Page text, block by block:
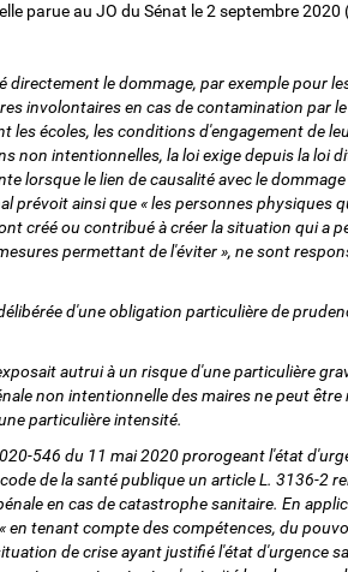
parue au JO du Sénat le 2 septembre
directement le dommage, par exemple pour
involontaires en cas de contamination par
les écoles, les conditions d'engagement de
non intentionnelles, la loi exige depuis la loi
lorsque le lien de causalité avec le
prévoit ainsi que « les personnes physiques
créé ou contribué à créer la situation qui a
permettant de l'éviter », ne sont
d'une obligation particulière de
autrui à un risque d'une particulière
non intentionnelle des maires ne peut être
particulière intensité.
546 du 11 mai 2020 prorogeant l'état
de la santé publique un article L. 3136-2
en cas de catastrophe sanitaire. En
en tenant compte des compétences, du
de crise ayant justifié l'état d'urgence